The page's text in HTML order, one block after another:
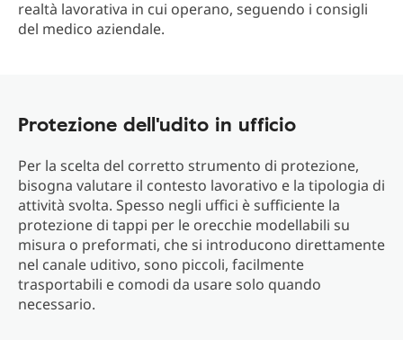
realtà lavorativa in cui operano, seguendo i consigli
del medico aziendale.
Protezione dell'udito in ufficio
Per la scelta del corretto strumento di protezione,
bisogna valutare il contesto lavorativo e la tipologia di
attività svolta. Spesso negli uffici è sufficiente la
protezione di tappi per le orecchie modellabili su
misura o preformati, che si introducono direttamente
nel canale uditivo, sono piccoli, facilmente
trasportabili e comodi da usare solo quando
necessario.